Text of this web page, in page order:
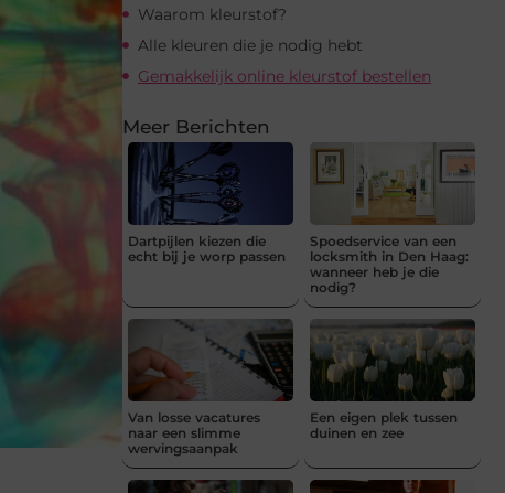
Waarom kleurstof?
Alle kleuren die je nodig hebt
Gemakkelijk online kleurstof bestellen
Meer Berichten
Dartpijlen kiezen die
echt bij je worp passen
Spoedservice van een
locksmith in Den Haag:
wanneer heb je die
nodig?
Van losse vacatures
naar een slimme
wervingsaanpak
Een eigen plek tussen
duinen en zee